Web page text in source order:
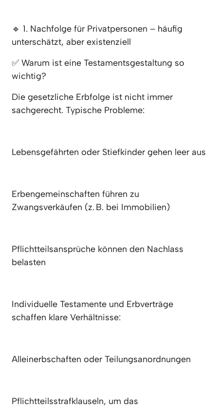
🔹 1. Nachfolge für Privatpersonen – häufig
unterschätzt, aber existenziell
✅ Warum ist eine Testamentsgestaltung so
wichtig?
Die gesetzliche Erbfolge ist nicht immer
sachgerecht. Typische Probleme:
Lebensgefährten oder Stiefkinder gehen leer aus
Erbengemeinschaften führen zu
Zwangsverkäufen (z. B. bei Immobilien)
Pflichtteilsansprüche können den Nachlass
belasten
Individuelle Testamente und Erbverträge
schaffen klare Verhältnisse:
Alleinerbschaften oder Teilungsanordnungen
Pflichtteilsstrafklauseln, um das